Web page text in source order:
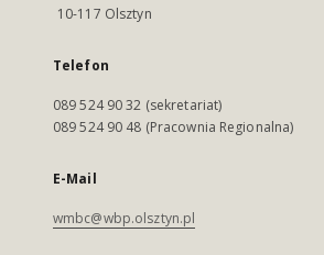
10-117 Olsztyn
Telefon
089 524 90 32 (sekretariat)
089 524 90 48 (Pracownia Regionalna)
E-Mail
wmbc@wbp.olsztyn.pl